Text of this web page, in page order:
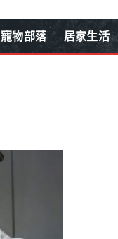
寵物部落 居家生活